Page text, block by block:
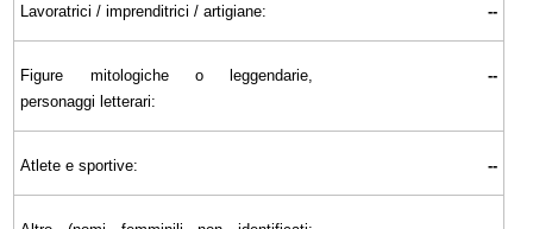
Lavoratrici / imprenditrici / artigiane: --
Figure mitologiche o leggendarie,
personaggi letterari:
--
Atlete e sportive: --